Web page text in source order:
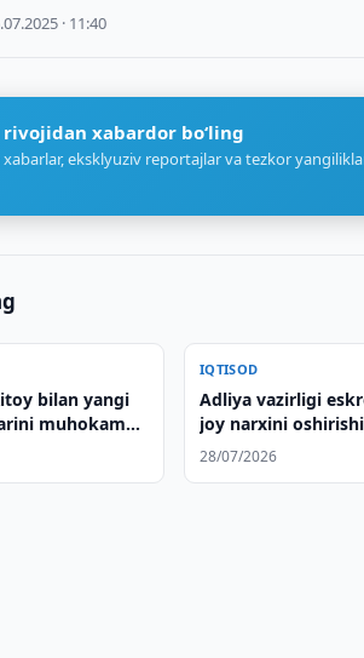
· 11:40
xabardor bo‘ling
eksklyuziv reportajlar va tezkor
bilan yangi
muhokama
IQTISOD
Adliya vazirligi
joy narxini
bildirdi
28/07/2026